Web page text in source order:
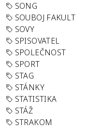
SONG
SOUBOJ FAKULT
SOVY
SPISOVATEL
SPOLEČNOST
SPORT
STAG
STÁNKY
STATISTIKA
STÁŽ
STRAKOM